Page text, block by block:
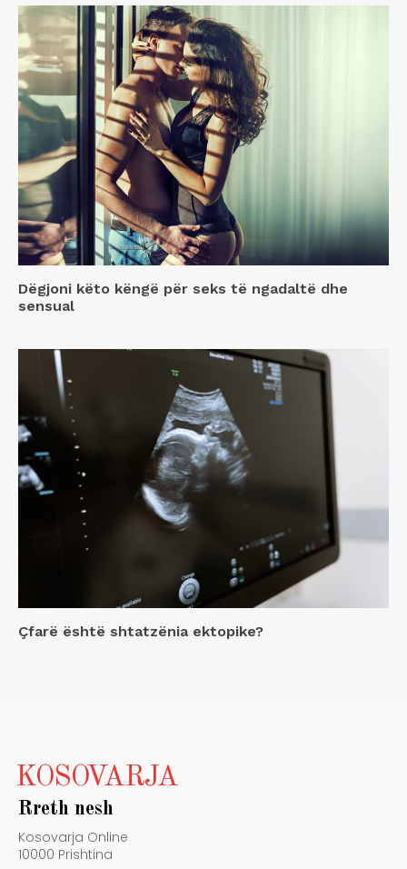
Dëgjoni këto këngë për seks të ngadaltë dhe
sensual
Çfarë është shtatzënia ektopike?
KOSOVARJA
Rreth nesh
Kosovarja Online
10000 Prishtina